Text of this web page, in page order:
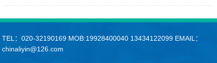
TEL：020-32190169 MOB:19928400040 13434122099 EMAIL：
chinaliyin@126.com